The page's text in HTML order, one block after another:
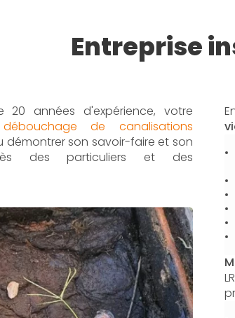
Entreprise
années d'expérience, votre
de canalisations
démontrer son savoir-faire et son
des particuliers et des